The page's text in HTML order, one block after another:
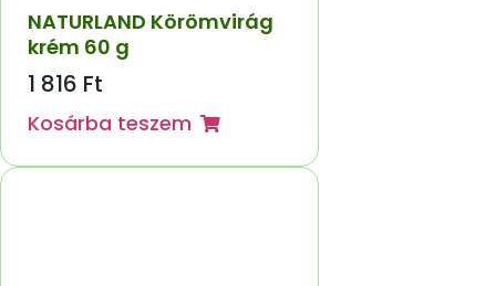
NATURLAND Körömvirág
krém 60 g
1 816 Ft
Kosárba teszem